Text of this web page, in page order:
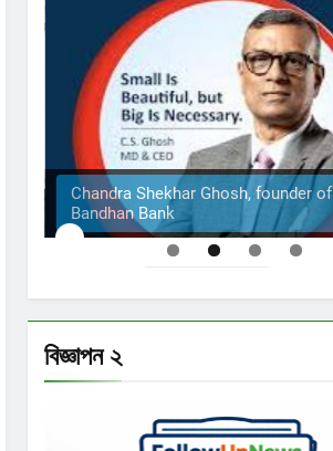
Chandra Shekhar Ghosh, founder of
Bandhan Bank
বিজ্ঞাপন ২